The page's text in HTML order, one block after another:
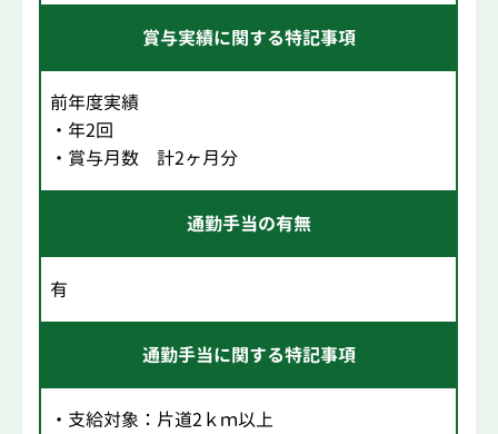
賞与実績に関する特記事項
前年度実績
・年2回
・賞与月数 計2ヶ月分
通勤手当の有無
有
通勤手当に関する特記事項
・支給対象：片道2ｋｍ以上